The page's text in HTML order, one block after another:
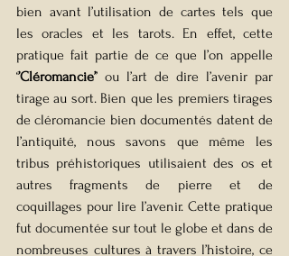
bien avant l’utilisation de cartes tels que
les oracles et les tarots. En effet, cette
pratique fait partie de ce que l’on appelle
‘’Cléromancie’’ ou l’art de dire l’avenir par
tirage au sort. Bien que les premiers tirages
de cléromancie bien documentés datent de
l’antiquité, nous savons que même les
tribus préhistoriques utilisaient des os et
autres fragments de pierre et de
coquillages pour lire l’avenir. Cette pratique
fut documentée sur tout le globe et dans de
nombreuses cultures à travers l’histoire, ce